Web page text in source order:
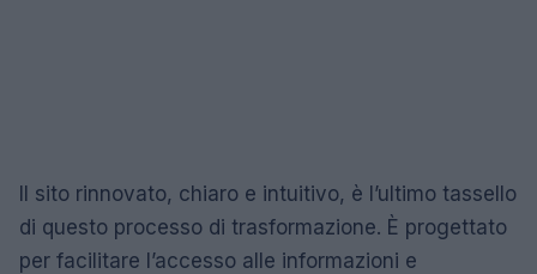
Il sito rinnovato, chiaro e intuitivo, è l’ultimo tassello
di questo processo di trasformazione. È progettato
per facilitare l’accesso alle informazioni e